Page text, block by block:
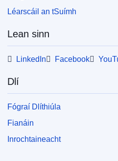
Léarscáil an tSuímh
Lean sinn
LinkedIn Facebook
Dlí
Fógraí Dlíthiúla
Fianáin
Inrochtaineacht